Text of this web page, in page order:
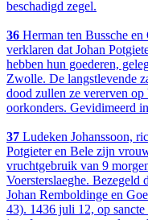
beschadigd zegel.
36 Herman ten Bussche
verklaren dat Johan
hebben hun goederen,
Zwolle. De langstlevende
dood zullen ze vererven
oorkonders. Gevidimeerd
37 Ludeken Johanssoon,
Potgieter en Bele zijn
vruchtgebruik van 9
Voersterslaeghe. Bezegeld
Johan Remboldinge en
43). 1436 juli 12, op